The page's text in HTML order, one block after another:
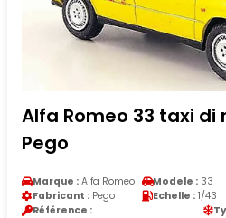
Alfa Romeo 33 taxi di
Pego
Marque : Alfa Romeo Modele : 33
Fabricant : Pego Echelle : 1/43
Référence :